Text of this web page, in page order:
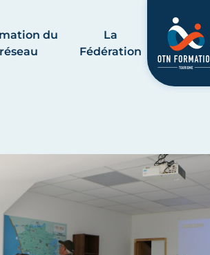
du
réseau
La
Fédération